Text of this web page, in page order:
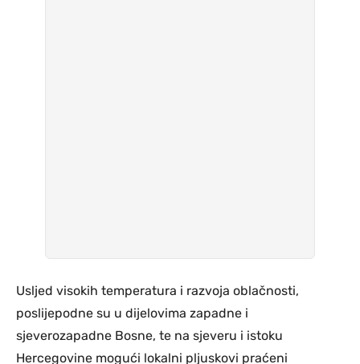
Usljed visokih temperatura i razvoja oblačnosti,
poslijepodne su u dijelovima zapadne i
sjeverozapadne Bosne, te na sjeveru i istoku
Hercegovine mogući lokalni pljuskovi praćeni